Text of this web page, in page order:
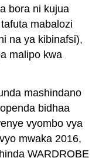
bora ni kujua
mabalozi
na ya kibinafsi),
malipo kwa
mashindano
bidhaa
vyombo vya
mwaka 2016,
WARDROBE